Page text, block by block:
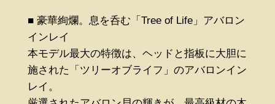
■ 豪華絢爛。息を呑む「Tree of Life」アバロン
インレイ
本モデル最大の特徴は、ヘッドと指板に大胆に
施された「ツリーオブライフ」のアバロンイン
レイ。